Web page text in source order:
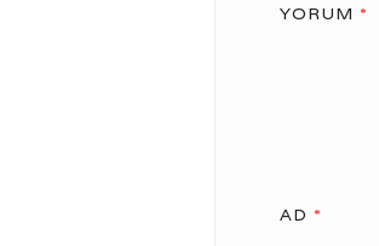
YORUM *
AD *